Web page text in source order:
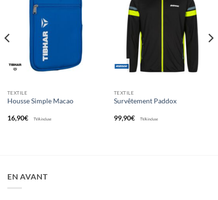
Ajouter
TEXTILE
Housse Simple Macao
16,90€ TVA incluse
Ajouter
aux
souhaits
TEXTILE
Survêtement Paddox
99,90€ TVA incluse
EN AVANT